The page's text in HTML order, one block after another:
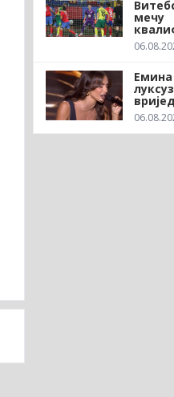
мечу
Емина